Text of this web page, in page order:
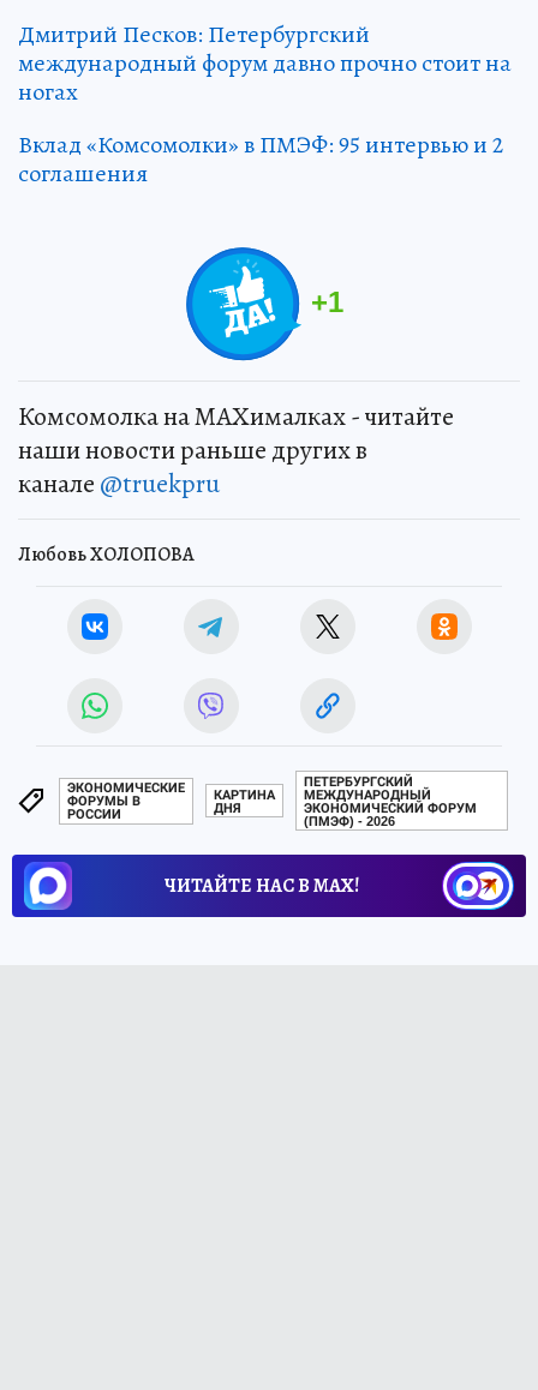
Дмитрий Песков: Петербургский
международный форум давно прочно стоит на
ногах
Вклад «Комсомолки» в ПМЭФ: 95 интервью и 2
соглашения
+1
Комсомолка на MAXималках - читайте
наши новости раньше других в
канале @truekpru
Любовь ХОЛОПОВА
ЭКОНОМИЧЕСКИЕ
ФОРУМЫ В
РОССИИ
КАРТИНА
ДНЯ
ПЕТЕРБУРГСКИЙ
МЕЖДУНАРОДНЫЙ
ЭКОНОМИЧЕСКИЙ ФОРУМ
(ПМЭФ) - 2026
ЧИТАЙТЕ НАС В МАХ!